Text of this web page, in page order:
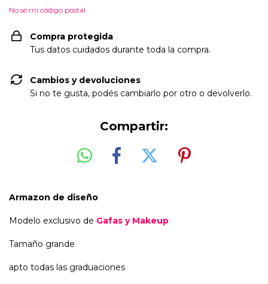
No sé mi código postal
Compra protegida
Tus datos cuidados durante toda la compra.
Cambios y devoluciones
Si no te gusta, podés cambiarlo por otro o devolverlo.
Compartir:
Armazon de diseño
Modelo exclusivo de Gafas y Makeup
Tamaño grande
apto todas las graduaciones